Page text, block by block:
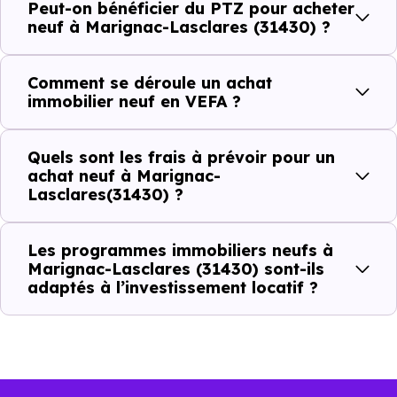
Combien coûte un logement à Marignac-
Lasclares (31430) ?
C'est souvent la première question. Voici les repères de
prix à connaître pour un achat immobilier à Marignac-
Lasclares (31430) :
Prix
minimum
Prix
moyen
Prix
maximum
Peut-on bénéficier du PTZ pour acheter
neuf à Marignac-Lasclares (31430) ?
Comment se déroule un achat
immobilier neuf en VEFA ?
Quels sont les frais à prévoir pour un
achat neuf à Marignac-
Lasclares(31430) ?
Les programmes immobiliers neufs à
Marignac-Lasclares (31430) sont-ils
adaptés à l’investissement locatif ?